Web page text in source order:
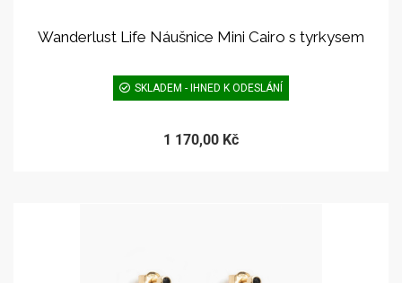
Wanderlust Life Náušnice Mini Cairo s tyrkysem
SKLADEM - IHNED K ODESLÁNÍ
1 170,00 Kč